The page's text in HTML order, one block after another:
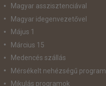
Magyar asszisztenciával
Magyar idegenvezetővel
Május 1
Március 15
Medencés szállás
Mérsékelt nehézségű program
Mikulás programok